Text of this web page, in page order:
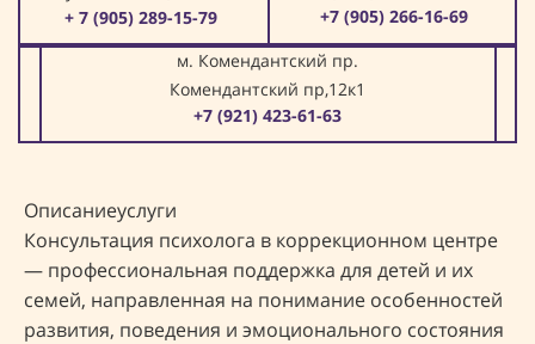
+ 7 (905) 289-15-79
+7 (905) 266-16-69
м. Комендантский пр.
Комендантский пр,12к1
+7 (921) 423-61-63
Описаниеуслуги
Консультация психолога в коррекционном центре
— профессиональная поддержка для детей и их
семей, направленная на понимание особенностей
развития, поведения и эмоционального состояния